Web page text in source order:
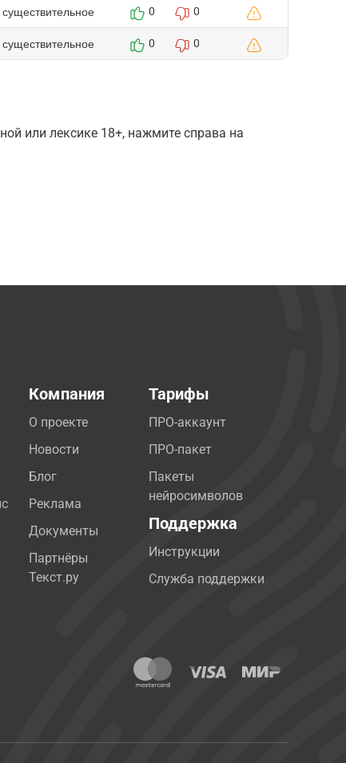
существительное 0 0
существительное 0 0
или лексике 18+, нажмите справа на
Компания
О проекте
Новости
Блог
Реклама
Документы
Партнёры
Текст.ру
Тарифы
ПРО-аккаунт
ПРО-пакет
Пакеты
нейросимволов
Поддержка
Инструкции
Служба поддержки